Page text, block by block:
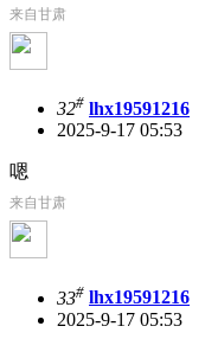
来自甘肃
32# lhx19591216
2025-9-17 05:53
嗯
来自甘肃
33# lhx19591216
2025-9-17 05:53